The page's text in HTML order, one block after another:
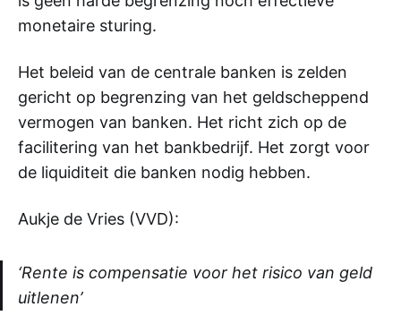
monetaire sturing.
Het beleid van de centrale banken is zelden
gericht op begrenzing van het geldscheppend
vermogen van banken. Het richt zich op de
facilitering van het bankbedrijf. Het zorgt voor
de liquiditeit die banken nodig hebben.
Aukje de Vries (VVD):
‘Rente is compensatie voor het risico van geld
uitlenen’